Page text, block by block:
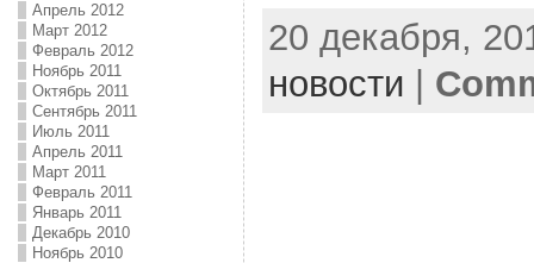
Апрель 2012
Март 2012
Февраль 2012
Ноябрь 2011
Октябрь 2011
Сентябрь 2011
Июль 2011
Апрель 2011
Март 2011
Февраль 2011
Январь 2011
Декабрь 2010
Ноябрь 2010
20 декабря,
новости